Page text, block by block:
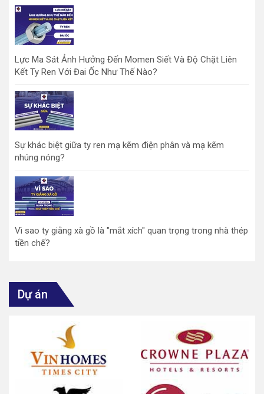
Lực Ma Sát Ảnh Hưởng Đến Momen Siết Và Độ Chặt Liên
Kết Ty Ren Với Đai Ốc Như Thế Nào?
Sự khác biệt giữa ty ren mạ kẽm điện phân và mạ kẽm
nhúng nóng?
Vì sao ty giằng xà gồ là "mắt xích" quan trọng trong nhà thép
tiền chế?
Dự án